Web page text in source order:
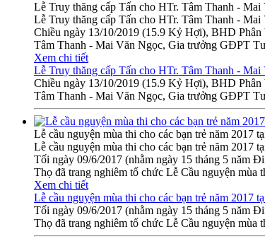
Lễ Truy thăng cấp Tấn cho HTr. Tâm Thanh -
Lễ Truy thăng cấp Tấn cho HTr. Tâm Thanh -
Chiều ngày 13/10/2019 (15.9 Kỷ Hợi), BHD
Tâm Thanh - Mai Văn Ngọc, Gia trưởng GĐPT
Xem chi tiết
Lễ Truy thăng cấp Tấn cho HTr. Tâm Thanh -
Chiều ngày 13/10/2019 (15.9 Kỷ Hợi), BHD
Tâm Thanh - Mai Văn Ngọc, Gia trưởng GĐPT
Lễ cầu nguyện mùa thi cho các bạn trẻ năm 2017
Lễ cầu nguyện mùa thi cho các bạn trẻ năm 2017
Tối ngày 09/6/2017 (nhằm ngày 15 tháng 5 năm
Thọ đã trang nghiêm tổ chức Lễ Cầu nguyện mùa
Xem chi tiết
Lễ cầu nguyện mùa thi cho các bạn trẻ năm 2017
Tối ngày 09/6/2017 (nhằm ngày 15 tháng 5 năm
Thọ đã trang nghiêm tổ chức Lễ Cầu nguyện mùa